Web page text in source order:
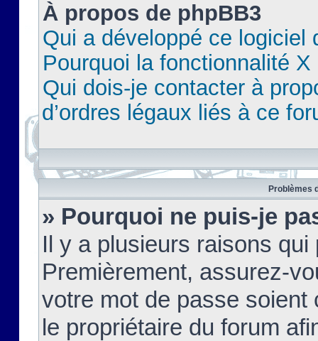
À propos de phpBB3
Qui a développé ce logiciel
Pourquoi la fonctionnalité X
Qui dois-je contacter à
d’ordres légaux liés à ce
Problèmes
» Pourquoi ne puis-je
Il y a plusieurs raisons
Premièrement, assurez-
votre mot de passe soient
le propriétaire du forum